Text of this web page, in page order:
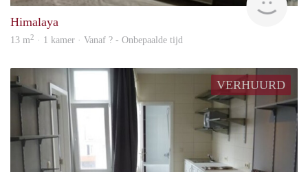
Himalaya
13 m2 · 1 kamer · Vanaf ? - Onbepaalde tijd
VERHUURD